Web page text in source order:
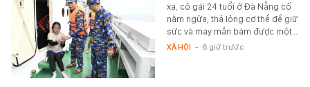
xa, cô gái 24 tuổi ở Đà Nẵng cố
nằm ngửa, thả lỏng cơ thể để giữ
sức và may mắn bám được một…
XÃ HỘI - 6 giờ trước